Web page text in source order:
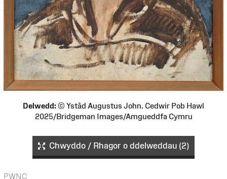
Delwedd: © Ystâd Augustus John. Cedwir Pob Hawl
2025/Bridgeman Images/Amgueddfa Cymru
Chwyddo / Rhagor o ddelweddau (2)
PWNC